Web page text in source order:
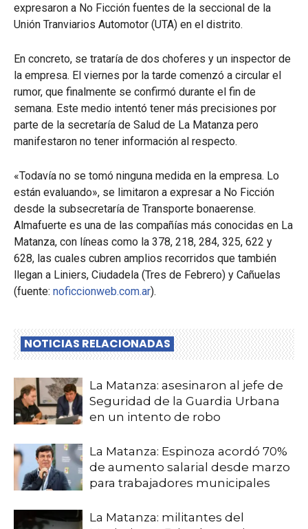
expresaron a No Ficción fuentes de la seccional de la
Unión Tranviarios Automotor (UTA) en el distrito.
En concreto, se trataría de dos choferes y un inspector de
la empresa. El viernes por la tarde comenzó a circular el
rumor, que finalmente se confirmó durante el fin de
semana. Este medio intentó tener más precisiones por
parte de la secretaría de Salud de La Matanza pero
manifestaron no tener información al respecto.
«Todavía no se tomó ninguna medida en la empresa. Lo
están evaluando», se limitaron a expresar a No Ficción
desde la subsecretaría de Transporte bonaerense.
Almafuerte es una de las compañías más conocidas en La
Matanza, con líneas como la 378, 218, 284, 325, 622 y
628, las cuales cubren amplios recorridos que también
llegan a Liniers, Ciudadela (Tres de Febrero) y Cañuelas
(fuente: noficcionweb.com.ar).
NOTICIAS RELACIONADAS
La Matanza: asesinaron al jefe de
Seguridad de la Guardia Urbana
en un intento de robo
La Matanza: Espinoza acordó 70%
de aumento salarial desde marzo
para trabajadores municipales
La Matanza: militantes del